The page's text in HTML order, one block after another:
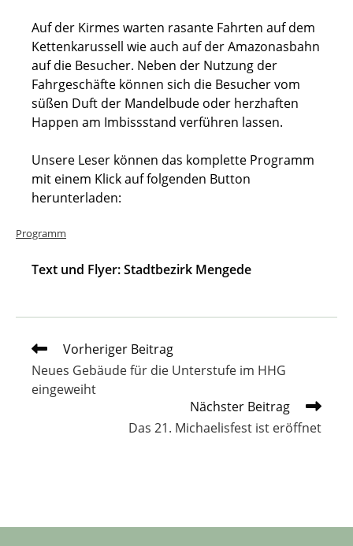
Auf der Kirmes warten rasante Fahrten auf dem
Kettenkarussell wie auch auf der Amazonasbahn
auf die Besucher. Neben der Nutzung der
Fahrgeschäfte können sich die Besucher vom
süßen Duft der Mandelbude oder herzhaften
Happen am Imbissstand verführen lassen.
Unsere Leser können das komplette Programm
mit einem Klick auf folgenden Button
herunterladen:
Programm
Text und Flyer: Stadtbezirk Mengede
Weitere
Artikel
ansehen
Vorheriger Beitrag
Neues Gebäude für die Unterstufe im HHG
eingeweiht
Nächster Beitrag
Das 21. Michaelisfest ist eröffnet